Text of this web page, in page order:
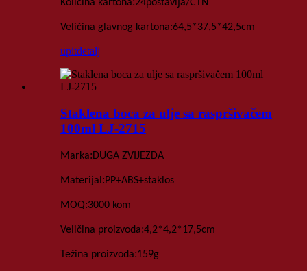
Količina kartona 24postavlja/CTN
Veličina glavnog kartona:64,5*37,5*42,5cm
upitdetalj
Staklena boca za ulje sa raspršivačem
100ml LJ-2715
Marka:DUGA ZVIJEZDA
Materijal :PP+ABS+staklos
MOQ:3000 kom
Veličina proizvoda:4,2*4,2*17,5cm
Težina proizvoda:159g